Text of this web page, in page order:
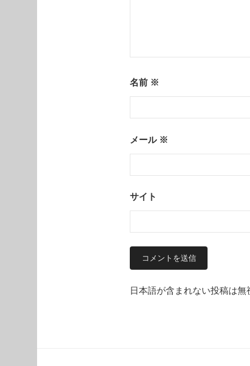
名前 ※
メール ※
サイト
日本語が含まれない投稿は無